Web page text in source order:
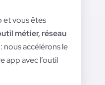
et vous êtes
métier, réseau
: nous accélérons le
app avec l’outil